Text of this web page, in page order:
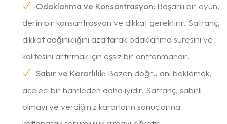
Odaklanma ve Konsantrasyon: Başarılı bir oyun,
derin bir konsantrasyon ve dikkat gerektirir. Satranç,
dikkat dağınıklığını azaltarak odaklanma süresini ve
kalitesini artırmak için eşsiz bir antrenmandır.
Sabır ve Kararlılık: Bazen doğru anı beklemek,
aceleci bir hamleden daha iyidir. Satranç, sabırlı
olmayı ve verdiğiniz kararların sonuçlarına